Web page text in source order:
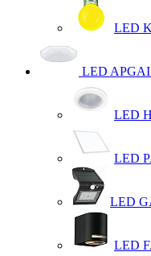
LED
LED
LED
LED
LED
LED